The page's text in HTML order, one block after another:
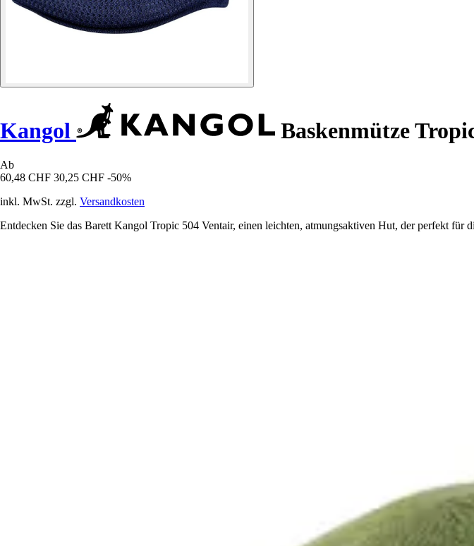
Kangol Baskenmütze
Ab
60,48 CHF 30,25 CHF -50%
inkl. MwSt. zzgl. Versandkosten
Entdecken Sie das Barett Kangol Tropic 504 Ventair, einen leichten, atmungsaktiven Hut, der perfekt für